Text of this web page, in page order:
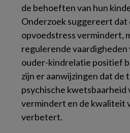
de behoeften van hun
Onderzoek suggereert dat
opvoedstress vermindert,
regulerende
ouder-kindrelatie positief
zijn er aanwijzingen dat de
psychische kwetsbaarheid
vermindert en de kwaliteit
verbetert.